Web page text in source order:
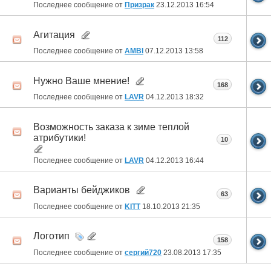
Последнее сообщение от Призрак 23.12.2013 16:54
Агитация
Последнее сообщение от AMBI 07.12.2013 13:58
112
Нужно Ваше мнение!
Последнее сообщение от LAVR 04.12.2013 18:32
168
Возможность заказа к зиме теплой
атрибутики!
Последнее сообщение от LAVR 04.12.2013 16:44
10
Варианты бейджиков
Последнее сообщение от KITT18.10.2013 21:35
63
Логотип
Последнее сообщение от сергий720 23.08.2013 17:35
158